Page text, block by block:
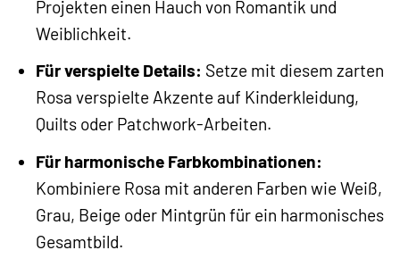
Projekten einen Hauch von Romantik und
Weiblichkeit.
Für verspielte Details: Setze mit diesem zarten
Rosa verspielte Akzente auf Kinderkleidung,
Quilts oder Patchwork-Arbeiten.
Für harmonische Farbkombinationen:
Kombiniere Rosa mit anderen Farben wie Weiß,
Grau, Beige oder Mintgrün für ein harmonisches
Gesamtbild.